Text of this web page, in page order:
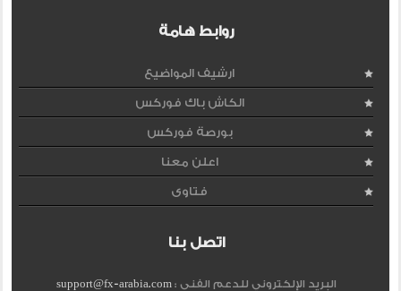
روابط هامة
ارشيف المواضيع
الكاش باك فوركس
بورصة فوركس
اعلن معنا
فتاوى
اتصل بنا
البريد الإلكتروني للدعم الفنى :support@fx-arabia.com